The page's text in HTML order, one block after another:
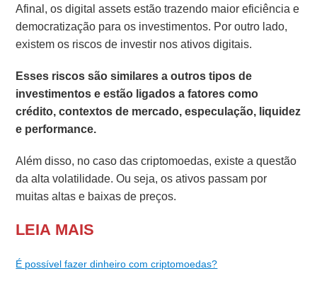
Afinal, os digital assets estão trazendo maior eficiência e
democratização para os investimentos. Por outro lado,
existem os riscos de investir nos ativos digitais.
Esses riscos são similares a outros tipos de
investimentos e estão ligados a fatores como
crédito, contextos de mercado, especulação, liquidez
e performance.
Além disso, no caso das criptomoedas, existe a questão
da alta volatilidade. Ou seja, os ativos passam por
muitas altas e baixas de preços.
LEIA MAIS
É possível fazer dinheiro com criptomoedas?